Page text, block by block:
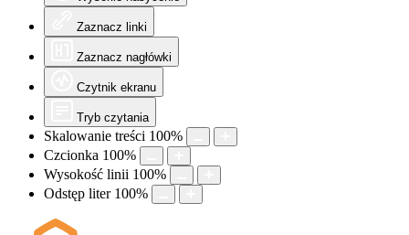
Zaznacz linki
Zaznacz nagłówki
Czytnik ekranu
Tryb czytania
Skalowanie treści 100%
Czcionka 100%
Wysokość linii 100%
Odstęp liter 100%